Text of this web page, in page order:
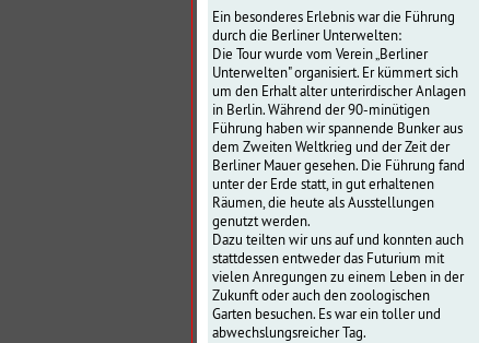
Ein besonderes Erlebnis war die Führung
durch die Berliner Unterwelten:
Die Tour wurde vom Verein „Berliner
Unterwelten" organisiert. Er kümmert sich
um den Erhalt alter unterirdischer Anlagen
in Berlin. Während der 90-minütigen
Führung haben wir spannende Bunker aus
dem Zweiten Weltkrieg und der Zeit der
Berliner Mauer gesehen. Die Führung fand
unter der Erde statt, in gut erhaltenen
Räumen, die heute als Ausstellungen
genutzt werden.
Dazu teilten wir uns auf und konnten auch
stattdessen entweder das Futurium mit
vielen Anregungen zu einem Leben in der
Zukunft oder auch den zoologischen
Garten besuchen. Es war ein toller und
abwechslungsreicher Tag.